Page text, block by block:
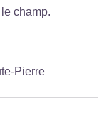
champ.
Pierre